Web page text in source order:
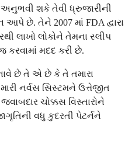
અનુભવી શકે તેવી ધ્રુજારીની
છે. તેને 2007 માં FDA દ્વારા
લાખો લોકોને તેમના સ્લીપ
મદદ કરી છે.
છે તે એ છે કે તે તમારા
નર્વસ સિસ્ટમને ઉત્તેજીત
ચોક્કસ વિસ્તારોને
વધુ કુદરતી પેટર્નને